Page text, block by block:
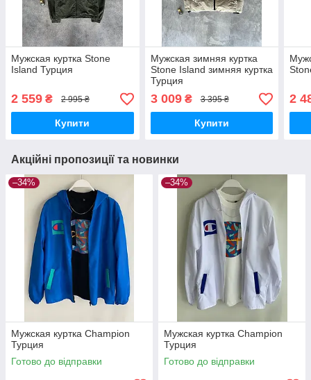
Мужская куртка Stone
Island Турция
2 559 ₴ 2 995 ₴
Купити
Мужская зимняя куртка
Stone Island зимняя куртка
Турция
3 009₴ 3 395 ₴
Купити
2
Акційні пропозиції та новинки
–34%
Мужская куртка Champion
Турция
Готово до відправки
–34%
Мужская куртка Champion
Турция
Готово до відправки